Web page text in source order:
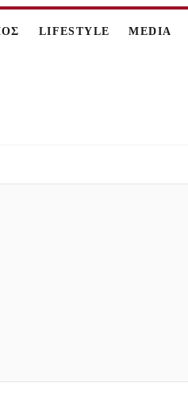
LIFESTYLE MEDIA